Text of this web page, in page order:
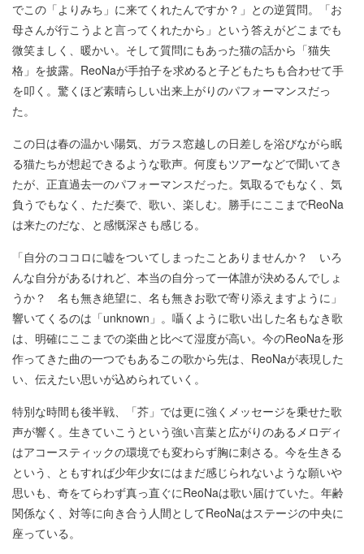
でこの「よりみち」に来てくれたんですか？」との逆質問。「お
母さんが行こうよと言ってくれたから」という答えがどこまでも
微笑ましく、暖かい。そして質問にもあった猫の話から「猫失
格」を披露。ReoNaが手拍子を求めると子どもたちも合わせて手
を叩く。驚くほど素晴らしい出来上がりのパフォーマンスだっ
た。
この日は春の温かい陽気、ガラス窓越しの日差しを浴びながら眠
る猫たちが想起できるような歌声。何度もツアーなどで聞いてき
たが、正直過去一のパフォーマンスだった。気取るでもなく、気
負うでもなく、ただ奏で、歌い、楽しむ。勝手にここまでReoNa
は来たのだな、と感慨深さも感じる。
「自分のココロに嘘をついてしまったことありませんか？ いろ
んな自分があるけれど、本当の自分って一体誰が決めるんでしょ
うか？ 名も無き絶望に、名も無きお歌で寄り添えますように」
響いてくるのは「unknown」。囁くように歌い出した名もなき歌
は、明確にここまでの楽曲と比べて湿度が高い。今のReoNaを形
作ってきた曲の一つでもあるこの歌から先は、ReoNaが表現した
い、伝えたい思いが込められていく。
特別な時間も後半戦、「芥」では更に強くメッセージを乗せた歌
声が響く。生きていこうという強い言葉と広がりのあるメロディ
はアコースティックの環境でも変わらず胸に刺さる。今を生きる
という、ともすれば少年少女にはまだ感じられないような願いや
思いも、奇をてらわず真っ直ぐにReoNaは歌い届けていた。年齢
関係なく、対等に向き合う人間としてReoNaはステージの中央に
座っている。